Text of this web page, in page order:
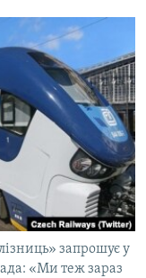
запрошує у
«Ми теж зараз